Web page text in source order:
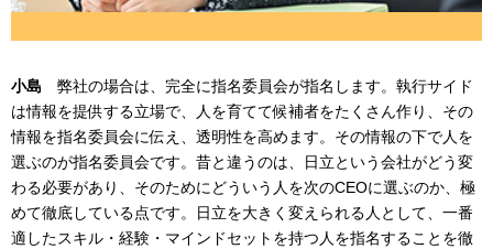
小島 弊社の場合は、完全に指名委員会が指名します。執行サイド
は情報を提供する立場で、人を育てて候補者をたくさん作り、その
情報を指名委員会に伝え、透明性を高めます。その情報の下で人を
選ぶのが指名委員会です。昔と違うのは、日立という会社がどう変
わる必要があり、そのためにどういう人を次のCEOに選ぶのか、極
めて徹底している点です。日立を大きく変えられる人として、一番
適したスキル・経験・マインドセットを持つ人を指名することを徹